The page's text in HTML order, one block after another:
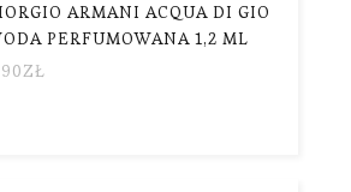
ARMANI ACQUA DI GIO
PERFUMOWANA 1,2 ML
ZŁ